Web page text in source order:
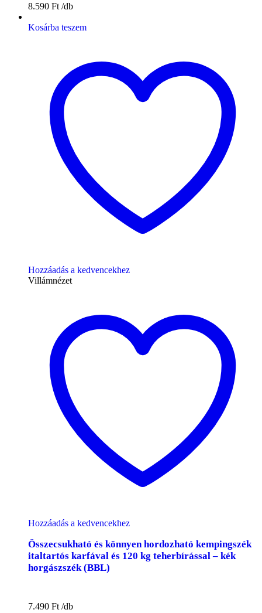
8.590 Ft
Kosárba teszem
Hozzáadás a kedvencekhez
Villámnézet
Hozzáadás a kedvencekhez
Összecsukható és könnyen hordozható kempingszék
italtartós karfával és 120 kg teherbírással – kék
horgászszék (BBL)
7.490 Ft